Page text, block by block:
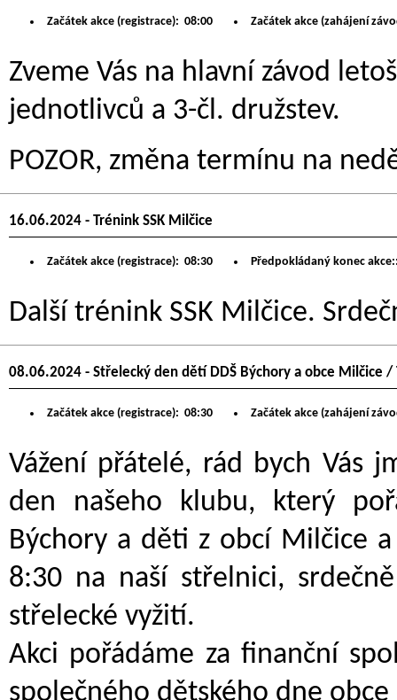
Začátek akce (registrace): 08:00 Začátek akce (zahájení
Zveme Vás na hlavní závod
jednotlivců a 3-čl. družstev.
POZOR, změna termínu na
16.06.2024 - Trénink SSK Milčice
Začátek akce (registrace): 08:30 Předpokládaný konec
Další trénink SSK Milčice.
08.06.2024 - Střelecký den dětí DDŠ Býchory a obce Milčice /
Začátek akce (registrace): 08:30 Začátek akce (zahájení
Vážení přátelé, rád bych Vás
den našeho klubu, který
Býchory a děti z obcí Milčice
8:30 na naší střelnici,
střelecké vyžití.
Akci pořádáme za finanční
společného dětského dne